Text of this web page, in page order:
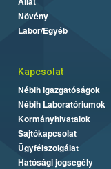
Növény
Labor/Egyéb
Kapcsolat
Nébih Igazgatóságok
Nébih Laboratóriumok
Kormányhivatalok
Sajtókapcsolat
Ügyfélszolgálat
Hatósági jogsegély